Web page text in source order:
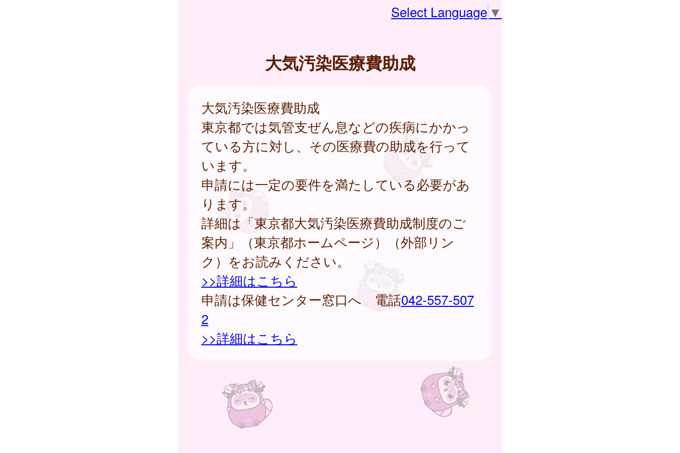
Select Language ▼
大気汚染医療費助成
大気汚染医療費助成
東京都では気管支ぜん息などの疾病にかかっ
ている方に対し、その医療費の助成を行って
います。
申請には一定の要件を満たしている必要があ
ります。
詳細は「東京都大気汚染医療費助成制度のご
案内」（東京都ホームページ）（外部リン
ク）をお読みください。
>>詳細はこちら
申請は保健センター窓口へ 電話042-557-507
2
>>詳細はこちら